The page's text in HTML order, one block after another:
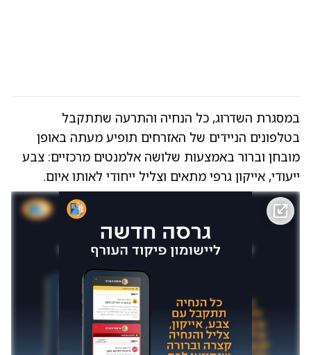
במסגרת השדרוג, כל הנחיה והתרעה שתתקבל
בטלפונים הניידים של האזרחים תופיע מעתה באופן
מובחן וברור באמצעות שלושה אלמנטים מרכזיים: צבע
ייעודי, אייקון גרפי מתאים וצליל ייחודי לאותו איום.